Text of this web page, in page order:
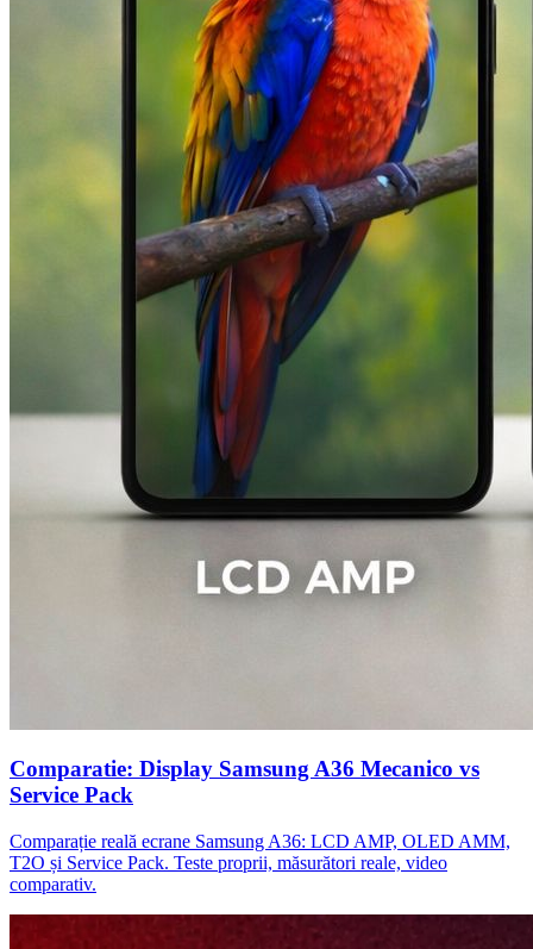
Comparatie: Display Samsung A36 Mecanico vs
Service Pack
Comparație reală ecrane Samsung A36: LCD AMP, OLED AMM,
T2O și Service Pack. Teste proprii, măsurători reale, video
comparativ.